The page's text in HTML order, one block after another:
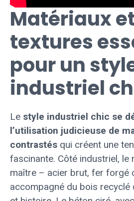
Matériaux
textures
pour un
industriel
Le style industriel chic se
l’utilisation judicieuse de
contrastés qui créent une
fascinante. Côté industriel, le
maître – acier brut, fer forgé
accompagné du bois recyclé